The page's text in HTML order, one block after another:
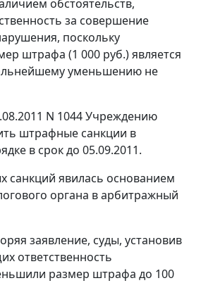
обстоятельств,
за совершение
поскольку
штрафа (1 000 руб.) является
уменьшению не
N 1044 Учреждению
штрафные санкции в
в срок до 05.09.2011.
санкций явилась основанием
органа в арбитражный
заявление, суды, установив
ответственность
размер штрафа до 100